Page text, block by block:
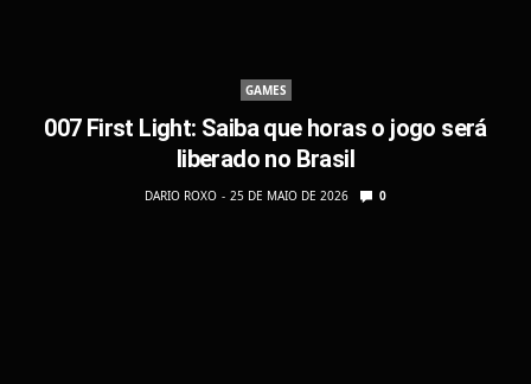
GAMES
007 First Light: Saiba que horas o jogo será
liberado no Brasil
DARIO ROXO 25 DE MAIO DE 2026 0